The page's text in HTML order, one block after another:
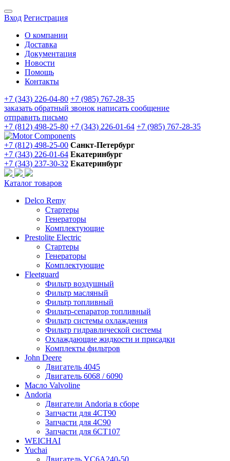
Вход Регистрация
О компании
Доставка
Документация
Новости
Помощь
Контакты
+7 (343) 226-04-80 +7 (985) 767-28-35
заказать обратный звонок написать сообщение
отправить письмо
+7 (812) 498-25-80 +7 (343) 226-01-64 +7 (985) 767-28-35
+7 (812) 498-25-00 Санкт-Петербург
+7 (343) 226-01-64 Екатеринбург
+7 (343) 237-30-32 Екатеринбург
Каталог товаров
Delco Remy
Стартеры
Генераторы
Комплектующие
Prestolite Electric
Стартеры
Генераторы
Комплектующие
Fleetguard
Фильтр воздушный
Фильтр масляный
Фильтр топливный
Фильтр-сепаратор топливный
Фильтр системы охлаждения
Фильтр гидравлической системы
Охлаждающие жидкости и присадки
Комплекты фильтров
John Deere
Двигатель 4045
Двигатель 6068 / 6090
Масло Valvoline
Andoria
Двигатели Andoria в сборе
Запчасти для 4CT90
Запчасти для 4С90
Запчасти для 6CT107
WEICHAI
Yuchai
Двигатель YC6A240-50